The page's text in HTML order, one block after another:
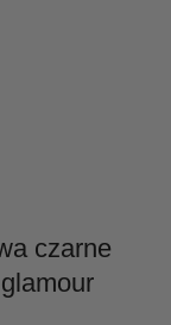
czarne